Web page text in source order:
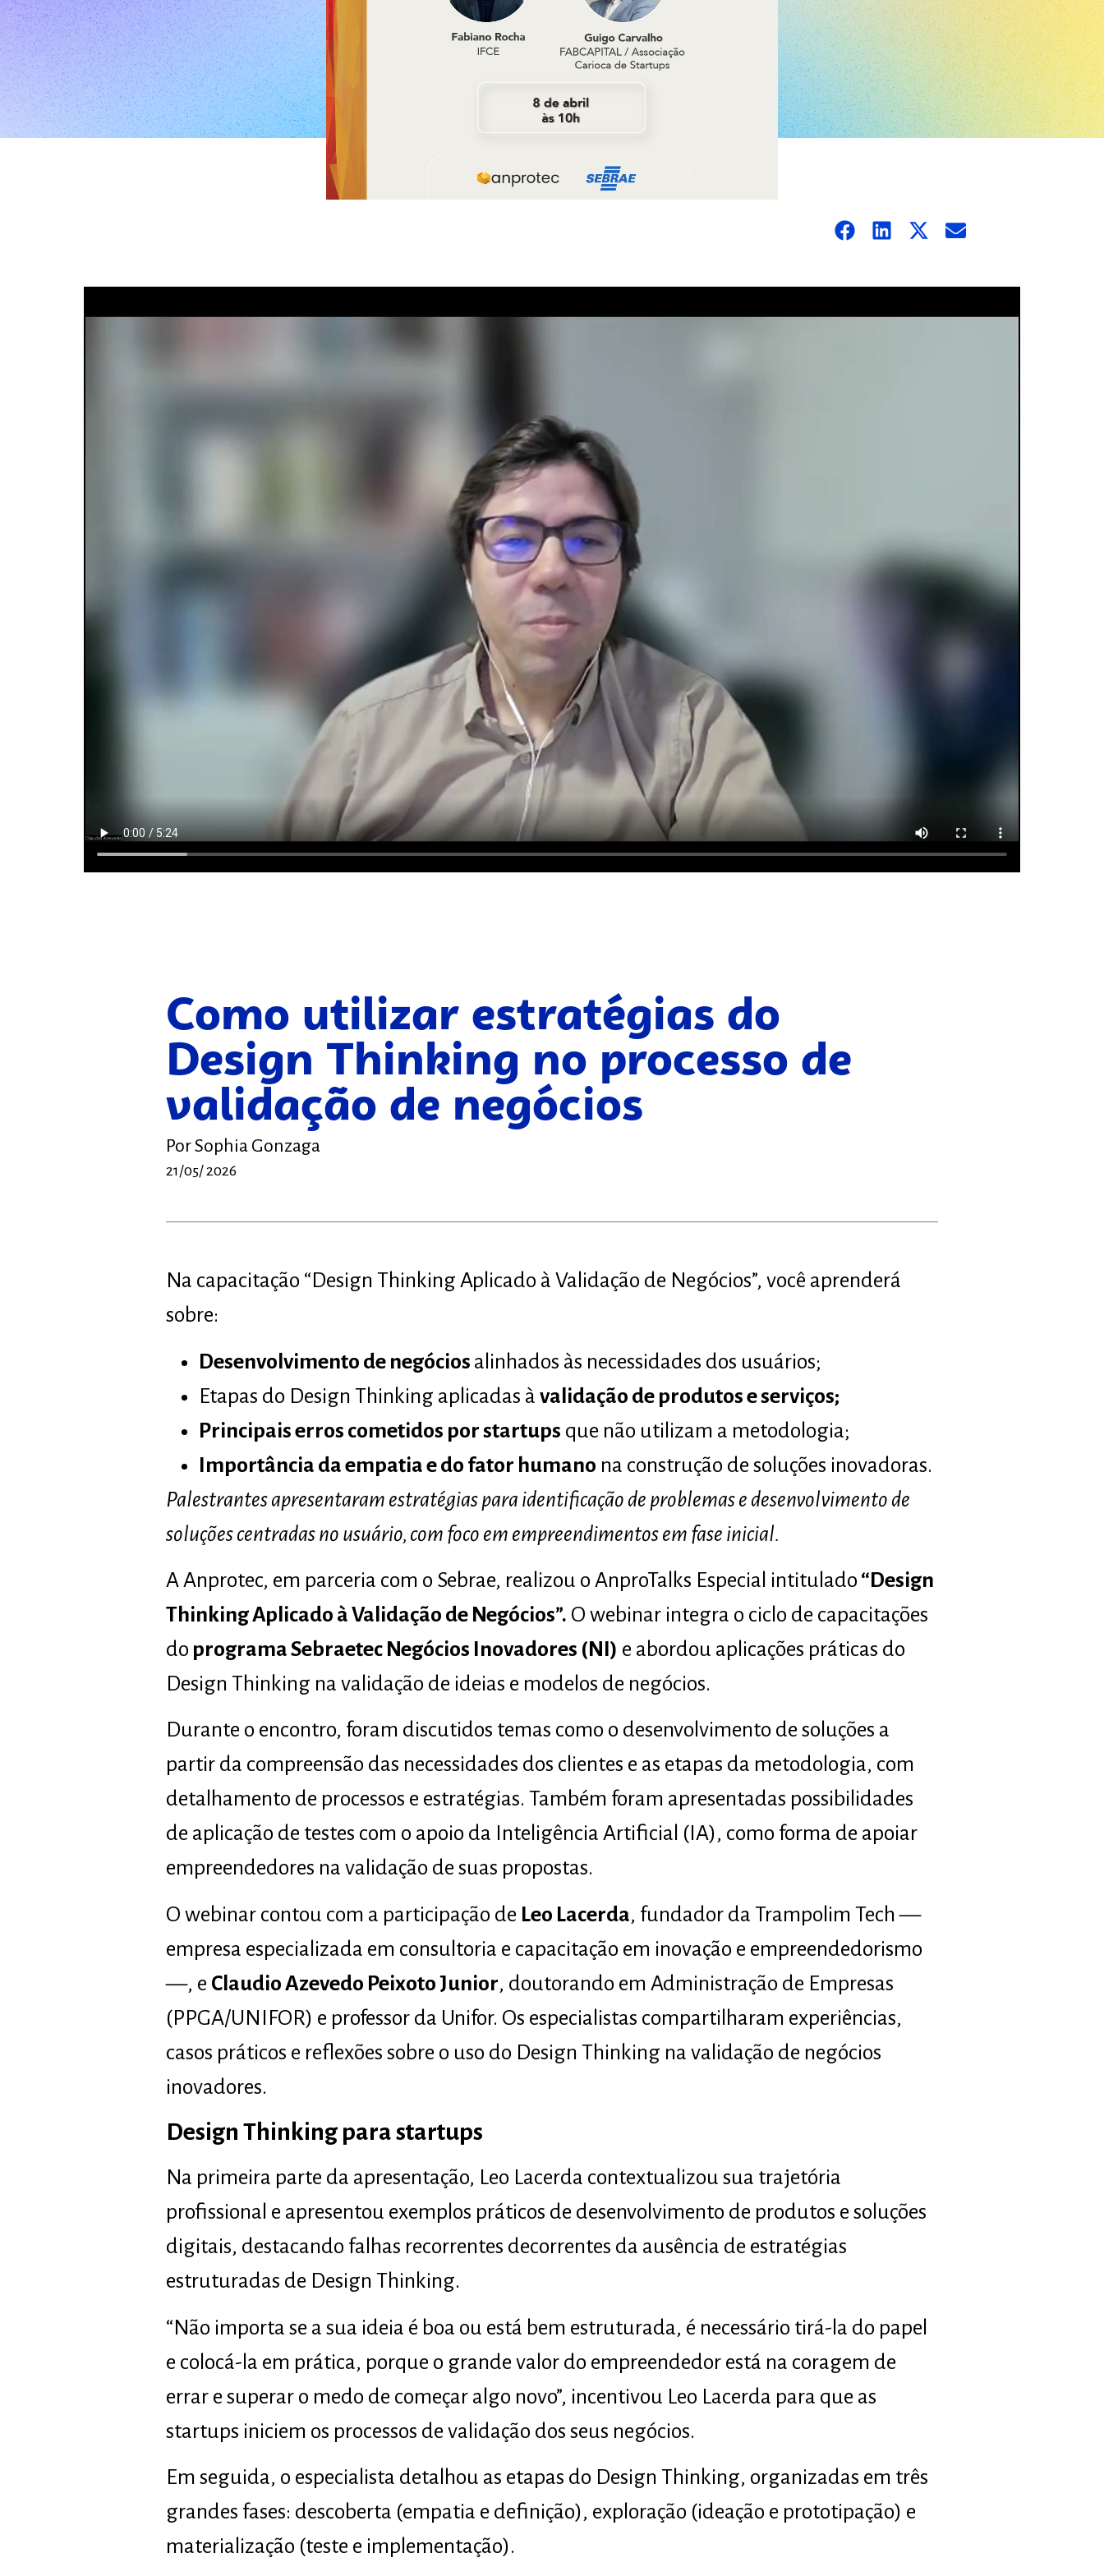
Como utilizar estratégias do
Design Thinking no processo de
validação de negócios
PorSophia Gonzaga
21/05/ 2026
Na capacitação “Design Thinking Aplicado à Validação de Negócios”, você aprenderá
sobre:
Desenvolvimento de negócios alinhados às necessidades dos usuários;
Etapas do Design Thinking aplicadas à validação de produtos e serviços;
Principais erros cometidos por startups que não utilizam a metodologia;
Importância da empatia e do fator humano na construção de soluções inovadoras.
Palestrantes apresentaram estratégias para identificação de problemas e desenvolvimento de
soluções centradas no usuário, com foco em empreendimentos em fase inicial.
A Anprotec, em parceria com o Sebrae, realizou o AnproTalks Especial intitulado “Design
Thinking Aplicado à Validação de Negócios”. O webinar integra o ciclo de capacitações
do programa Sebraetec Negócios Inovadores (NI) e abordou aplicações práticas do
Design Thinking na validação de ideias e modelos de negócios.
Durante o encontro, foram discutidos temas como o desenvolvimento de soluções a
partir da compreensão das necessidades dos clientes e as etapas da metodologia, com
detalhamento de processos e estratégias. Também foram apresentadas possibilidades
de aplicação de testes com o apoio da Inteligência Artificial (IA), como forma de apoiar
empreendedores na validação de suas propostas.
O webinar contou com a participação de Leo Lacerda, fundador da Trampolim Tech —
empresa especializada em consultoria e capacitação em inovação e empreendedorismo
—, e Claudio Azevedo Peixoto Junior, doutorando em Administração de Empresas
(PPGA/UNIFOR) e professor da Unifor. Os especialistas compartilharam experiências,
casos práticos e reflexões sobre o uso do Design Thinking na validação de negócios
inovadores.
Design Thinking para startups
Na primeira parte da apresentação, Leo Lacerda contextualizou sua trajetória
profissional e apresentou exemplos práticos de desenvolvimento de produtos e soluções
digitais, destacando falhas recorrentes decorrentes da ausência de estratégias
estruturadas de Design Thinking.
“Não importa se a sua ideia é boa ou está bem estruturada, é necessário tirá-la do papel
e colocá-la em prática, porque o grande valor do empreendedor está na coragem de
errar e superar o medo de começar algo novo”, incentivou Leo Lacerda para que as
startups iniciem os processos de validação dos seus negócios.
Em seguida, o especialista detalhou as etapas do Design Thinking, organizadas em três
grandes fases: descoberta (empatia e definição), exploração (ideação e prototipação) e
materialização (teste e implementação).